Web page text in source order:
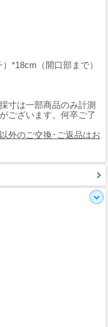
*18cm（開口部まで）
寸は一部商品のみ計測
ございます。何卒ご了
外のご交換･ご返品はお